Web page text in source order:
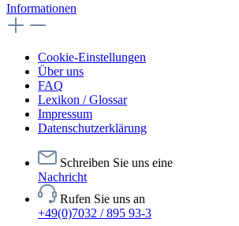
Informationen
Cookie-Einstellungen
Über uns
FAQ
Lexikon / Glossar
Impressum
Datenschutzerklärung
Schreiben Sie uns eine
Nachricht
Rufen Sie uns an
+49(0)7032 / 895 93-3